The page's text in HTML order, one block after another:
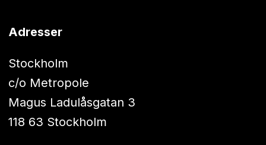
Adresser
Stockholm
c/o Metropole
Magus Ladulåsgatan 3
118 63 Stockholm